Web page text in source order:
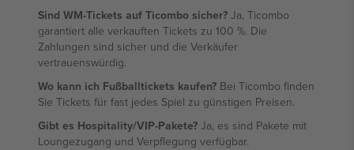
Sind WM-Tickets auf Ticombo sicher? Ja, Ticombo
garantiert alle verkauften Tickets zu 100 %. Die
Zahlungen sind sicher und die Verkäufer
vertrauenswürdig.
Wo kann ich Fußballtickets kaufen? Bei Ticombo finden
Sie Tickets für fast jedes Spiel zu günstigen Preisen.
Gibt es Hospitality/VIP-Pakete? Ja, es sind Pakete mit
Loungezugang und Verpflegung verfügbar.